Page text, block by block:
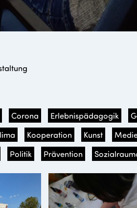
Corona Erlebnispädagogik
Kooperation Kunst
Politik Prävention